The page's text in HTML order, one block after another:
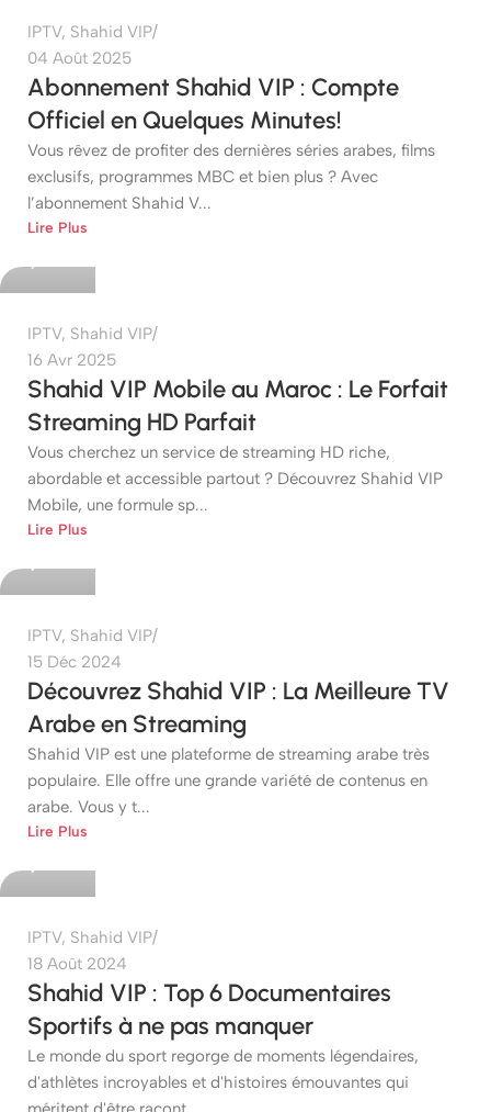
IPTV, Shahid VIP
04 Août 2025
Abonnement Shahid VIP : Compte
Officiel en Quelques Minutes!
Vous rêvez de profiter des dernières séries arabes, films
exclusifs, programmes MBC et bien plus ? Avec
l’abonnement Shahid V...
Lire Plus
etshop
IPTV, Shahid VIP
16 Avr 2025
Shahid VIP Mobile au Maroc : Le Forfait
Streaming HD Parfait
Vous cherchez un service de streaming HD riche,
abordable et accessible partout ? Découvrez Shahid VIP
Mobile, une formule sp...
Lire Plus
etshop
IPTV, Shahid VIP
15 Déc 2024
Découvrez Shahid VIP : La Meilleure TV
Arabe en Streaming
Shahid VIP est une plateforme de streaming arabe très
populaire. Elle offre une grande variété de contenus en
arabe. Vous y t...
Lire Plus
etshop
IPTV, Shahid VIP
18 Août 2024
Shahid VIP : Top 6 Documentaires
Sportifs à ne pas manquer
Le monde du sport regorge de moments légendaires,
d'athlètes incroyables et d'histoires émouvantes qui